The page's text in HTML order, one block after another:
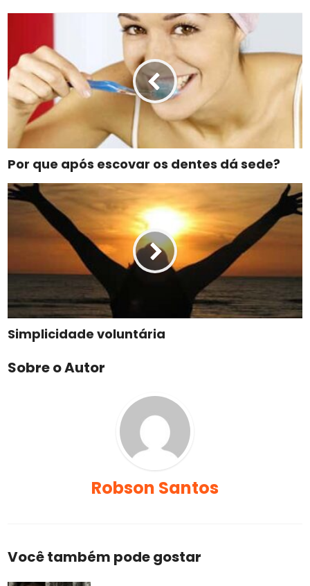
Por que após escovar os dentes dá sede?
Simplicidade voluntária
Sobre o Autor
Robson Santos
Você também pode gostar